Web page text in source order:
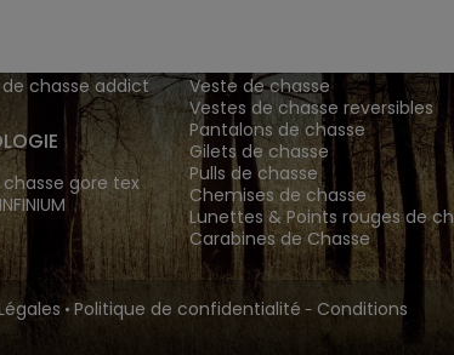
chasse addict
gore tex
Veste de chasse
Vestes de chasse reversibles
Pantalons de chasse
Gilets de chasse
Pulls de chasse
Chemises de chasse
Lunettes & Points rouges de
Carabines de Chasse
• Politique de confidentialité - Conditions